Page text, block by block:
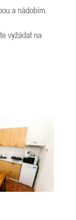
a nádobím.
vyžádat na